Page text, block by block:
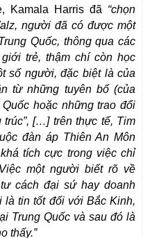
Kamala Harris đã “chọn
người đã có được một
Quốc, thông qua các
trẻ, thậm chí còn học
số người, đặc biệt là của
từ những tuyên bố (của
hoặc những trao đổi
trúc”, […] trên thực tế, Tim
đàn áp Thiên An Môn
tích cực trong việc chỉ
một người biết rõ về
cách đại sứ hay doanh
là tin tốt đối với Bắc Kinh,
Trung Quốc và sau đó là
thấy.”